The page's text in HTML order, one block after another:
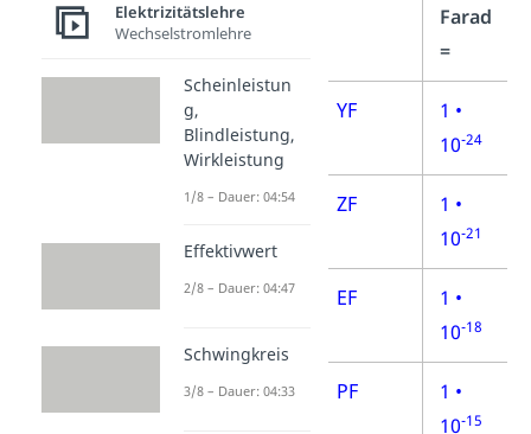
Farad
=
Yottafarad YF
1 •
10-24
Zettafarad ZF
1 •
10-21
Exafarad EF
1 •
10-18
Petafarad PF
1 •
10-15
Elektrizitätslehre
Wechselstromlehre
Scheinleistun
g,
Blindleistung,
Wirkleistung
1/8 – Dauer: 04:54
Effektivwert
2/8 – Dauer: 04:47
Schwingkreis
3/8 – Dauer: 04:33